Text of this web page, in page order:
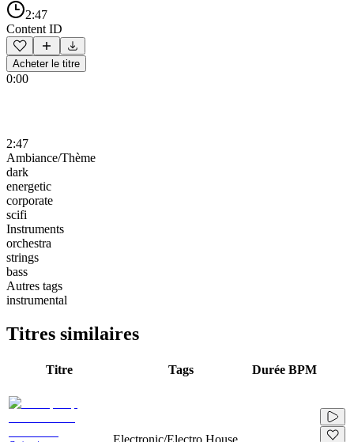
2:47
Content ID
Acheter le titre
0:00
2:47
Ambiance/Thème
dark
energetic
corporate
scifi
Instruments
orchestra
strings
bass
Autres tags
instrumental
Titres similaires
Titre Tags Durée BPM
Electronic/Electro House,